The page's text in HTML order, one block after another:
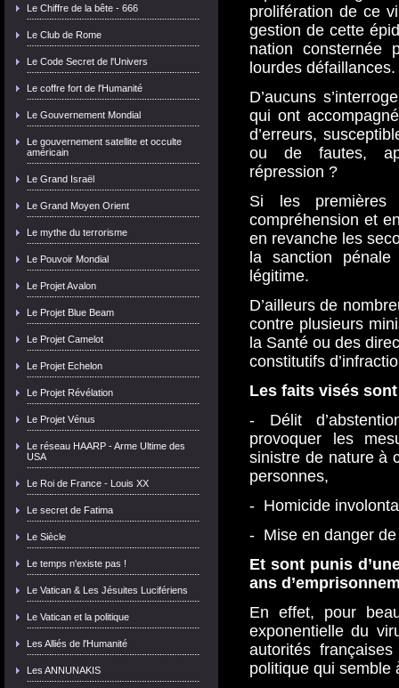
Le Chiffre de la bête - 666
Le Club de Rome
Le Code Secret de l'Univers
Le coffre fort de l'Humanité
Le Gouvernement Mondial
Le gouvernement satellite et occulte
américain
Le Grand Israël
Le Grand Moyen Orient
Le mythe du terrorisme
Le Pouvoir Mondial
Le Projet Avalon
Le Projet Blue Beam
Le Projet Camelot
Le Projet Echelon
Le Projet Révélation
Le Projet Vénus
Le réseau HAARP - Arme Ultime des
USA
Le Roi de France - Louis XX
Le secret de Fatima
Le Siècle
Le temps n'existe pas !
Le Vatican & Les Jésuites Lucifériens
Le Vatican et la politique
Les Alliés de l'Humanité
Les ANNUNAKIS
prolifération de ce
gestion de cette
nation consternée
lourdes défaillances.
D’aucuns
qui ont
d’erreurs,
ou de fautes,
répression ?
Si les premières
compréhension et
en revanche les
la sanction
légitime.
D’ailleurs de
contre plusieurs
la Santé ou des
constitutifs
Les faits visés
- Délit
provoquer les
sinistre de nature à
personnes,
- Homicide
- Mise en danger
Et sont punis
ans
En effet, pour
exponentielle du
autorités
politique qui